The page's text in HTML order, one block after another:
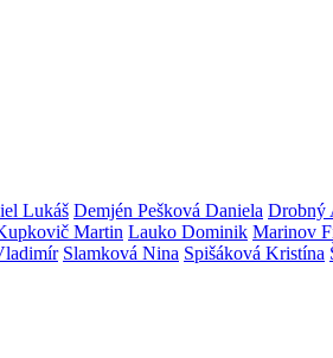
Lukáš Demjén Pešková Daniela Drobný
Martin Lauko Dominik Marinov
Slamková Nina Spišáková Kristína